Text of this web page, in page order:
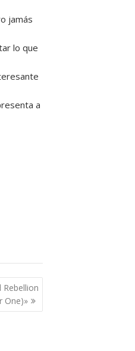
jamás
lo que
a
Rebellion
One)»